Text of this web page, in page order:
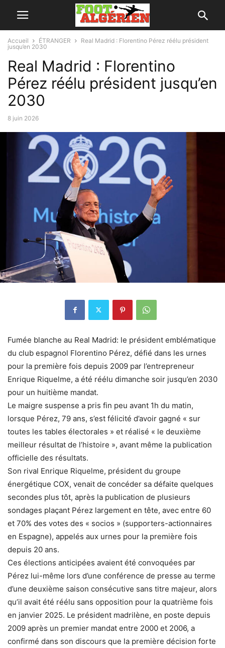
Accueil ÉTRANGER
Real Madrid : Florentino Pérez réélu président
jusqu’en 2030
Real Madrid : Florentino
Pérez réélu président jusqu’en
2030
8 juin 2026
Fumée blanche au Real Madrid: le président emblématique
du club espagnol Florentino Pérez, défié dans les urnes
pour la première fois depuis 2009 par l’entrepreneur
Enrique Riquelme, a été réélu dimanche soir jusqu’en 2030
pour un huitième mandat.
Le maigre suspense a pris fin peu avant 1h du matin,
lorsque Pérez, 79 ans, s’est félicité d’avoir gagné « sur
toutes les tables électorales » et réalisé « le deuxième
meilleur résultat de l’histoire », avant même la publication
officielle des résultats.
Son rival Enrique Riquelme, président du groupe
énergétique COX, venait de concéder sa défaite quelques
secondes plus tôt, après la publication de plusieurs
sondages plaçant Pérez largement en tête, avec entre 60
et 70% des votes des « socios » (supporters-actionnaires
en Espagne), appelés aux urnes pour la première fois
depuis 20 ans.
Ces élections anticipées avaient été convoquées par
Pérez lui-même lors d’une conférence de presse au terme
d’une deuxième saison consécutive sans titre majeur, alors
qu’il avait été réélu sans opposition pour la quatrième fois
en janvier 2025. Le président madrilène, en poste depuis
2009 après un premier mandat entre 2000 et 2006, a
confirmé dans son discours que la première décision forte